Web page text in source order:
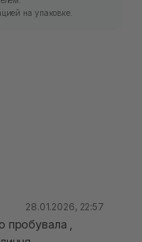
на упаковке.
28.01.2026, 22:57
пробувала ,